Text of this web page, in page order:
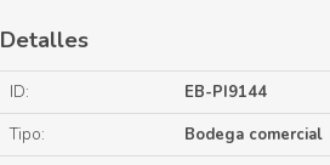
Detalles
ID:
EB-PI9144
Tipo:
Bodega comercial